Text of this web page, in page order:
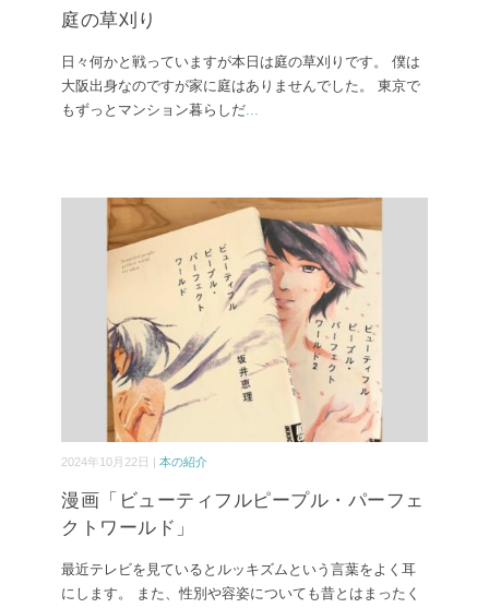
庭の草刈り
日々何かと戦っていますが本日は庭の草刈りです。 僕は
大阪出身なのですが家に庭はありませんでした。 東京で
もずっとマンション暮らしだ...
2024年10月22日 | 本の紹介
漫画「ビューティフルピープル・パーフェ
クトワールド」
最近テレビを見ているとルッキズムという言葉をよく耳
にします。 また、性別や容姿についても昔とはまったく